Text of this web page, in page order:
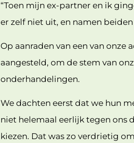
“Toen mijn ex-partner en ik
er zelf niet uit, en namen
Op aanraden van een van
aangesteld, om de stem van
onderhandelingen.
We dachten eerst dat we hun
niet helemaal eerlijk tegen ons
kiezen. Dat was zo verdrietig